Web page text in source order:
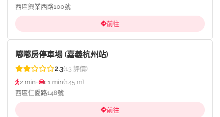
西區興業西路100號
前往
嘟嘟房停車場 (嘉義杭州站)
2.3(13 評價)
2 min• < 1 min(145 m)
西區仁愛路148號
前往